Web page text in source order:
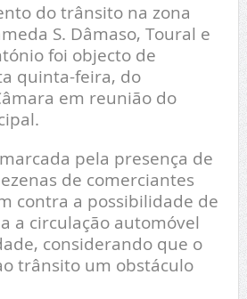
do trânsito na zona
S. Dâmaso, Toural e
foi objecto de
quinta-feira, do
em reunião do
pela presença de
de comerciantes
contra a possibilidade de
a circulação automóvel
considerando que o
trânsito um obstáculo